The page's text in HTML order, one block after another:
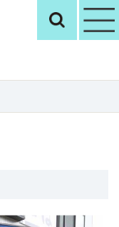
観光いばらき検